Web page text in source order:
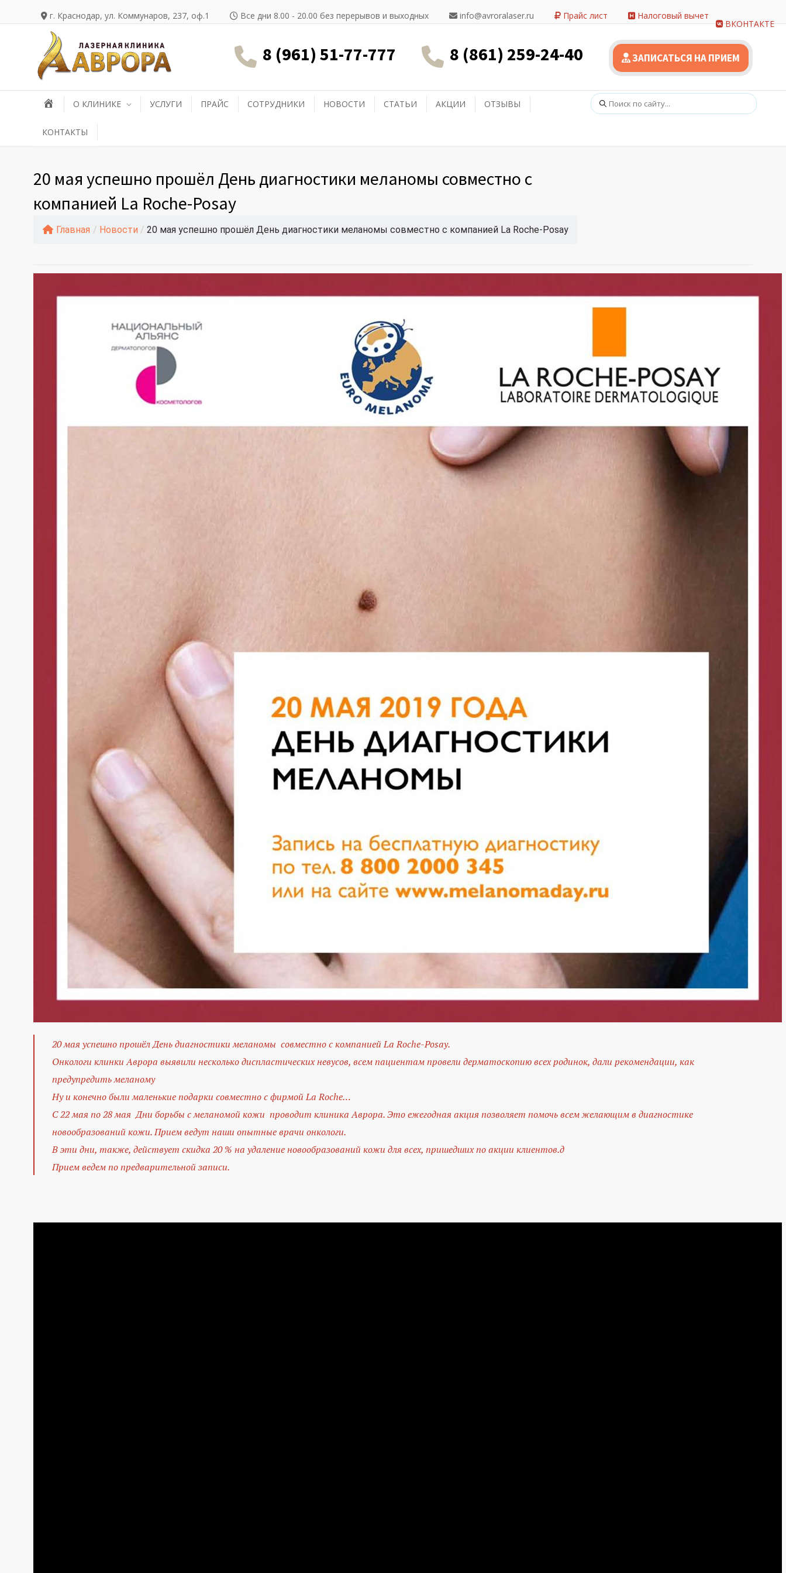
г. Краснодар, ул. Коммунаров, 237, оф.1 Все дни 8.00 - 20.00 без перерывов и выходных info@avroralaser.ru Прайс лист Налоговый вычет
ВКОНТАКТЕ
8 (961) 51-77-777 8 (861) 259-24-40 ЗАПИСАТЬСЯ НА ПРИЕМ
Поиск:
О КЛИНИКЕ УСЛУГИ ПРАЙС СОТРУДНИКИ НОВОСТИ СТАТЬИ АКЦИИ ОТЗЫВЫ
КОНТАКТЫ
20 мая успешно прошёл День диагностики меланомы совместно с
компанией La Roche-Posay
Главная / Новости / 20 мая успешно прошёл День диагностики меланомы совместно с компанией La Roche-Posay
20 мая успешно прошёл День диагностики меланомы совместно с компанией La Roche-Posay.
Онкологи клинки Аврора выявили несколько диспластических невусов, всем пациентам провели дерматоскопию всех родинок, дали рекомендации, как
предупредить меланому
Ну и конечно были маленькие подарки совместно с фирмой La Roche…
С 22 мая по 28 мая Дни борьбы с меланомой кожи проводит клиника Аврора. Это ежегодная акция позволяет помочь всем желающим в диагностике
новообразований кожи. Прием ведут наши опытные врачи онкологи.
В эти дни, также, действует скидка 20 % на удаление новообразований кожи для всех, пришедших по акции клиентов.д
Прием ведем по предварительной записи.